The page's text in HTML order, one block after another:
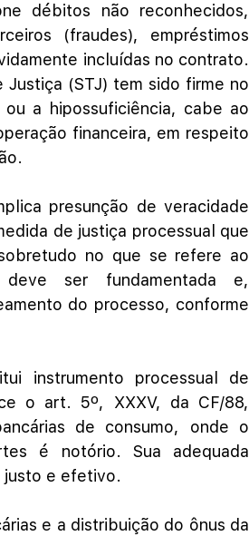
débitos não reconhecidos,
(fraudes), empréstimos
incluídas no contrato.
Justiça (STJ) tem sido firme no
a hipossuficiência, cabe ao
financeira, em respeito
presunção de veracidade
de justiça processual que
no que se refere ao
ser fundamentada e,
do processo, conforme
instrumento processual de
o art. 5º, XXXV, da CF/88,
de consumo, onde o
é notório. Sua adequada
justo e efetivo.
e a distribuição do ônus da